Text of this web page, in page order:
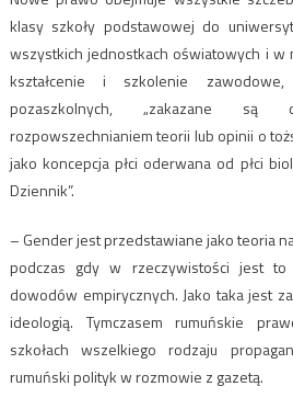
klasy szkoły podstawowej do
wszystkich jednostkach oświatowych i w
kształcenie i szkolenie
pozaszkolnych, „zakazane są
rozpowszechnianiem teorii lub opinii o
jako koncepcja płci oderwana od płci
Dziennik”.
– Gender jest przedstawiane jako teoria
podczas gdy w rzeczywistości jest to
dowodów empirycznych. Jako taka jest
ideologią. Tymczasem rumuńskie
szkołach wszelkiego rodzaju
rumuński polityk w rozmowie z gazetą.